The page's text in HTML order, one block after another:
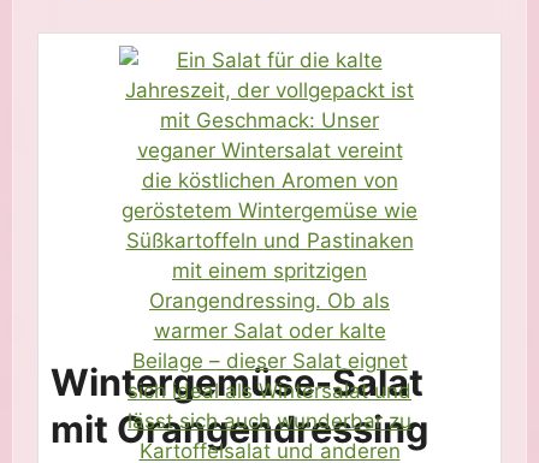
Wintergemüse-Salat
mit Orangendressing